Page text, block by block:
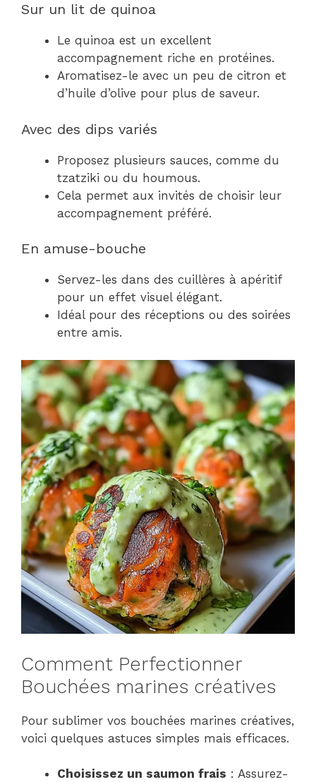
Sur un lit de quinoa
Le quinoa est un excellent
accompagnement riche en protéines.
Aromatisez-le avec un peu de citron et
d’huile d’olive pour plus de saveur.
Avec des dips variés
Proposez plusieurs sauces, comme du
tzatziki ou du houmous.
Cela permet aux invités de choisir leur
accompagnement préféré.
En amuse-bouche
Servez-les dans des cuillères à apéritif
pour un effet visuel élégant.
Idéal pour des réceptions ou des soirées
entre amis.
Comment Perfectionner
Bouchées marines créatives
Pour sublimer vos bouchées marines créatives,
voici quelques astuces simples mais efficaces.
Choisissez un saumon frais : Assurez-